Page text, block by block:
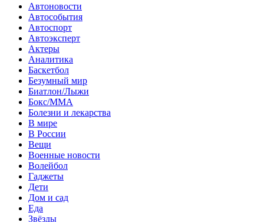
Автоновости
Автособытия
Автоспорт
Автоэксперт
Актеры
Аналитика
Баскетбол
Безумный мир
Биатлон/Лыжи
Бокс/MMA
Болезни и лекарства
В мире
В России
Вещи
Военные новости
Волейбол
Гаджеты
Дети
Дом и сад
Еда
Звёзды